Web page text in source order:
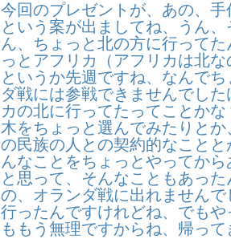
今回のプレゼントが、あの、
という案が出ましてね、うん
ん、ちょっと北の方に行って
っとアフリカ（アフリカは北
というか先週ですね、なんで
ダ戦には参戦できませんでし
カの北に行ってたってことか
木をちょっと選んでみたりと
の民族の人との契約的なこと
んなことをちょっとやってか
と思って、そんなこともあっ
の、オランダ戦に出れません
行ったんですけれどね、でも
ももう無理ですからね、帰っ